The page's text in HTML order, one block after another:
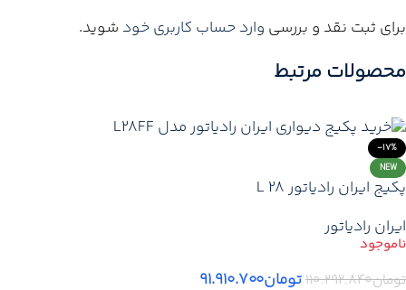
برای ثبت نقد و بررسی وارد حساب کاربری خود شوید.
محصولات مرتبط
-17%
NEW
پکیج ایران رادیاتور L 28
ایران رادیاتور
تومان۱۱۰.۲۹۲.۸۴۰تومان۹۱.۹۱۰.۷۰۰